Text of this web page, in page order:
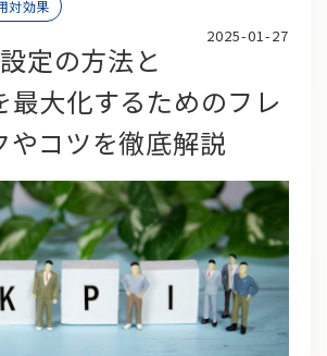
対効果
2025-01-27
定の方法と
最大化するためのフレ
やコツを徹底解説